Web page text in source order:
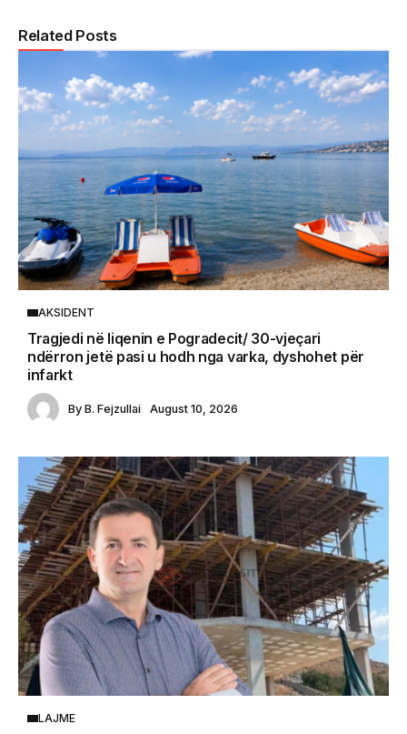
Related Posts
AKSIDENT
Tragjedi në liqenin e Pogradecit/ 30-vjeçari
ndërron jetë pasi u hodh nga varka, dyshohet për
infarkt
By B. Fejzullai August 10, 2026
LAJME